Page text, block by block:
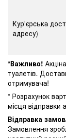
Кур'єрська
адресу)
*Важливо!
туалетів.
отримувача!
* Розрахунок
місця
Відправка
Замовлення